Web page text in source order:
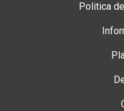
Politica